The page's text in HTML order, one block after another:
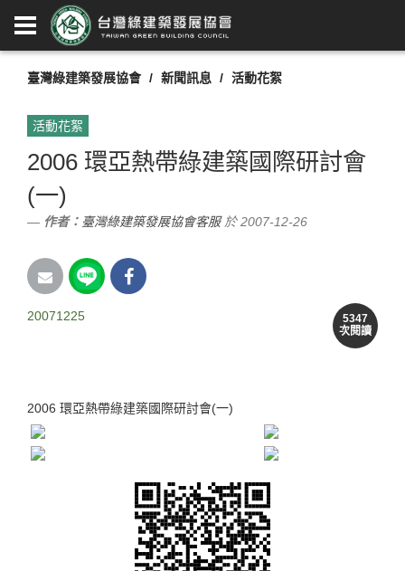
臺灣綠建築發展協會 新聞訊息 活動花絮
活動花絮
2006 環亞熱帶綠建築國際研討會
(一)
作者： 臺灣綠建築發展協會客服於 2007-12-26
5347
次閱讀
20071225
2006 環亞熱帶綠建築國際研討會(一)